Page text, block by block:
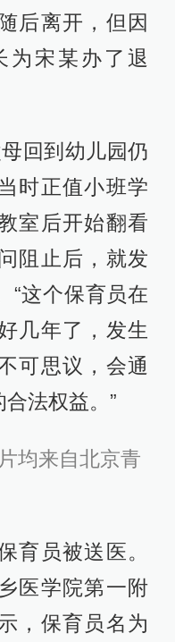
后离开，但因
为宋某办了退
回到幼儿园仍
时正值小班学
室后开始翻看
阻止后，就发
“这个保育员在
几年了，发生
可思议，会通
法权益。”
均来自北京青
育员被送医。
医学院第一附
，保育员名为